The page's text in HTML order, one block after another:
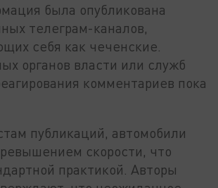
была опубликована
телеграм-каналов,
себя как чеченские.
органов власти или служб
комментариев пока
публикаций, автомобили
скорости, что
практикой. Авторы